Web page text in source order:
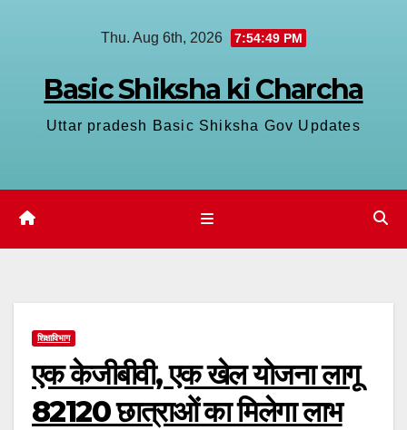
Thu. Aug 6th, 2026 7:54:49 PM
Basic Shiksha ki Charcha
Uttar pradesh Basic Shiksha Gov Updates
शिक्षाविभाग
एक केजीबीवी, एक खेल योजना लागू
82120 छात्राओं का मिलेगा लाभ